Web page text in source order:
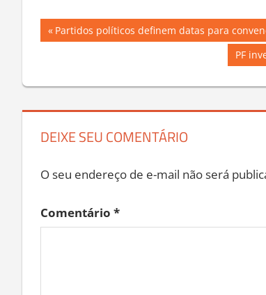
Navegação
Post
Previous
Partidos políticos definem datas para
Next
PF
DEIXE SEU COMENTÁRIO
O seu endereço de e-mail não será
Comentário